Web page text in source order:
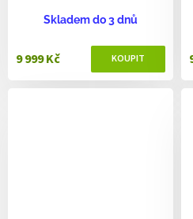
Skladem do 3 dnů
9 999 Kč